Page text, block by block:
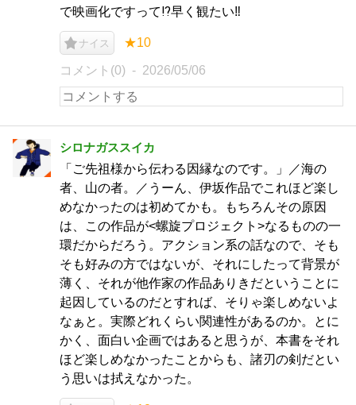
で映画化ですって⁉️早く観たい‼️
ナイス ★10
コメント(0) 2026/05/06
シロナガススイカ
「ご先祖様から伝わる因縁なのです。」／海の
者、山の者。／うーん、伊坂作品でこれほど楽し
めなかったのは初めてかも。もちろんその原因
は、この作品が<螺旋プロジェクト>なるものの一
環だからだろう。アクション系の話なので、そも
そも好みの方ではないが、それにしたって背景が
薄く、それが他作家の作品ありきだということに
起因しているのだとすれば、そりゃ楽しめないよ
なぁと。実際どれくらい関連性があるのか。とに
かく、面白い企画ではあると思うが、本書をそれ
ほど楽しめなかったことからも、諸刃の剣だとい
う思いは拭えなかった。